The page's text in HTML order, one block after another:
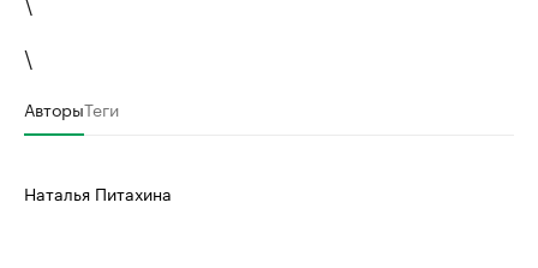
\
АвторыТеги
Наталья Питахина